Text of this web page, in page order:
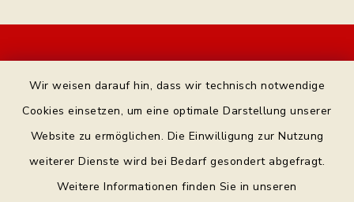
Wir weisen darauf hin, dass wir technisch notwendige
Cookies einsetzen, um eine optimale Darstellung unserer
Website zu ermöglichen. Die Einwilligung zur Nutzung
weiterer Dienste wird bei Bedarf gesondert abgefragt.
Weitere Informationen finden Sie in unseren
Bankverbindung
Barrierefreiheit